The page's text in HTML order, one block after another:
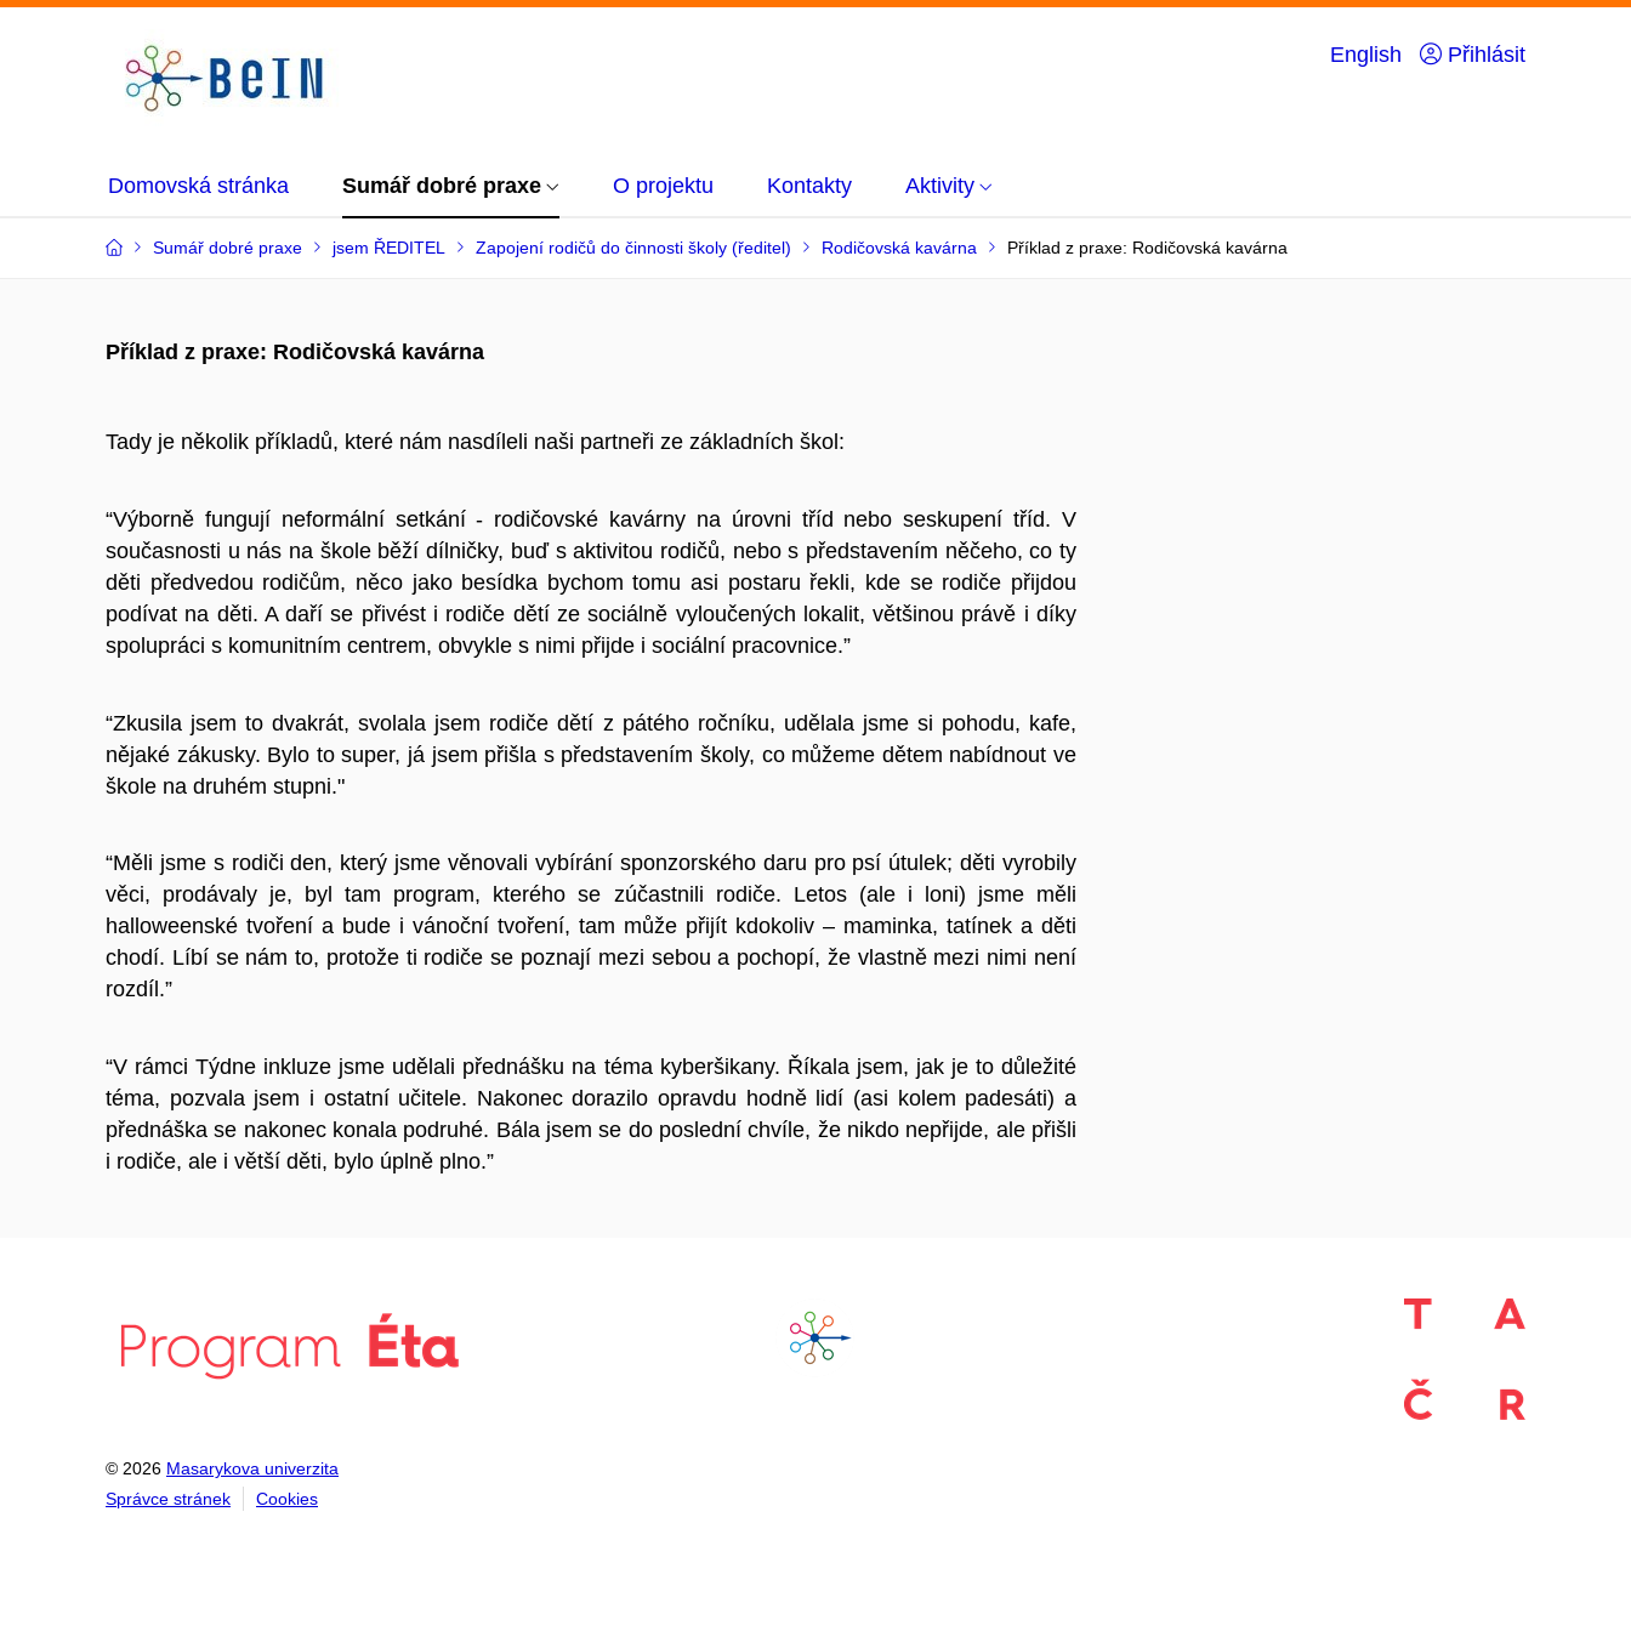
English Přihlásit
Domovská stránka Sumář dobré praxe O projektu Kontakty Aktivity
Sumář dobré praxe jsem ŘEDITEL Zapojení rodičů do činnosti školy (ředitel) Rodičovská kavárna Příklad z praxe: Rodičovská kavárna
Příklad z praxe: Rodičovská kavárna
Tady je několik příkladů, které nám nasdíleli naši partneři ze základních škol:
“Výborně fungují neformální setkání - rodičovské kavárny na úrovni tříd nebo seskupení tříd. V
současnosti u nás na škole běží dílničky, buď s aktivitou rodičů, nebo s představením něčeho, co ty
děti předvedou rodičům, něco jako besídka bychom tomu asi postaru řekli, kde se rodiče přijdou
podívat na děti. A daří se přivést i rodiče dětí ze sociálně vyloučených lokalit, většinou právě i díky
spolupráci s komunitním centrem, obvykle s nimi přijde i sociální pracovnice.”
“Zkusila jsem to dvakrát, svolala jsem rodiče dětí z pátého ročníku, udělala jsme si pohodu, kafe,
nějaké zákusky. Bylo to super, já jsem přišla s představením školy, co můžeme dětem nabídnout ve
škole na druhém stupni."
“Měli jsme s rodiči den, který jsme věnovali vybírání sponzorského daru pro psí útulek; děti vyrobily
věci, prodávaly je, byl tam program, kterého se zúčastnili rodiče. Letos (ale i loni) jsme měli
halloweenské tvoření a bude i vánoční tvoření, tam může přijít kdokoliv – maminka, tatínek a děti
chodí. Líbí se nám to, protože ti rodiče se poznají mezi sebou a pochopí, že vlastně mezi nimi není
rozdíl.”
“V rámci Týdne inkluze jsme udělali přednášku na téma kyberšikany. Říkala jsem, jak je to důležité
téma, pozvala jsem i ostatní učitele. Nakonec dorazilo opravdu hodně lidí (asi kolem padesáti) a
přednáška se nakonec konala podruhé. Bála jsem se do poslední chvíle, že nikdo nepřijde, ale přišli
i rodiče, ale i větší děti, bylo úplně plno.”
© 2026 Masarykova univerzita
Správce stránek
Cookies